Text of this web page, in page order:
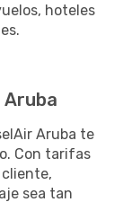
hoteles
Aruba
Aruba te
Con tarifas
sea tan